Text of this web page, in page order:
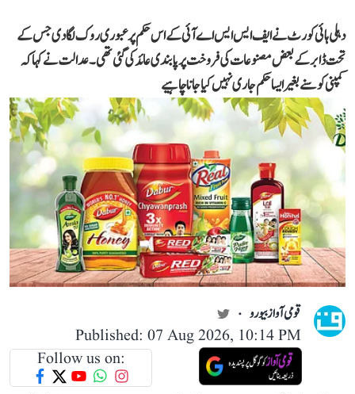
دہلی ہائی کورٹ نے ایف ایس ایس اے آئی کے اس حکم پر عبوری روک لگا دی جس کے
تحت ڈابر کے بعض مصنوعات کی فروخت پر پابندی عائد کی گئی تھی۔ عدالت نے کہا کہ
کمپنی کو سنے بغیر ایسا حکم جاری نہیں کیا جانا چاہیے
قومی آواز بیورو
Published: 07 Aug 2026, 10:14 PM
Follow us on: